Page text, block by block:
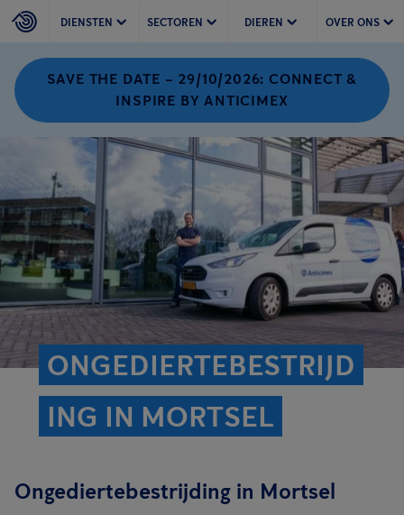
DIENSTEN SECTOREN DIEREN OVER ONS
SAVE THE DATE – 29/10/2026: CONNECT &
INSPIRE BY ANTICIMEX
ONGEDIERTEBESTRIJD
ING IN MORTSEL
Ongediertebestrijding in Mortsel